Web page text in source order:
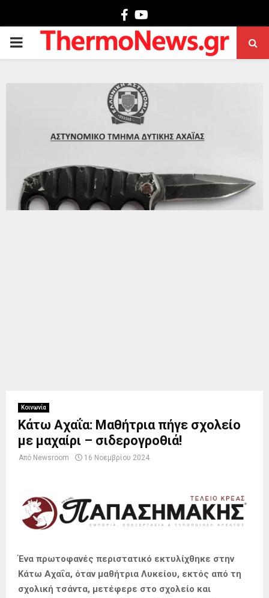
Facebook
PRIMARY
Κοινωνία
Κάτω Αχαΐα: Μαθήτρια πήγε σχολείο
με μαχαίρι – σιδερογροθιά!
Από Newsroom 16 Νοεμβρίου 2024
Ένα πρωτοφανές περιστατικό εκτυλίχθηκε στην
Κάτω Αχαΐα, όταν μαθήτρια Λυκείου, εκτός από τη
σχολική τσάντα, μετέφερε στο σχολείο και